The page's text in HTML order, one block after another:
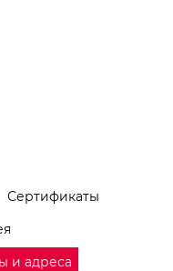
Сертификаты
и адреса